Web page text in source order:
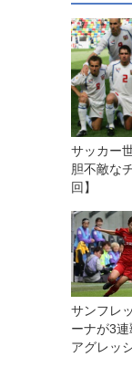
サッカー
胆不敵な
回】
サンフレ
ーナが3連
アグレッ